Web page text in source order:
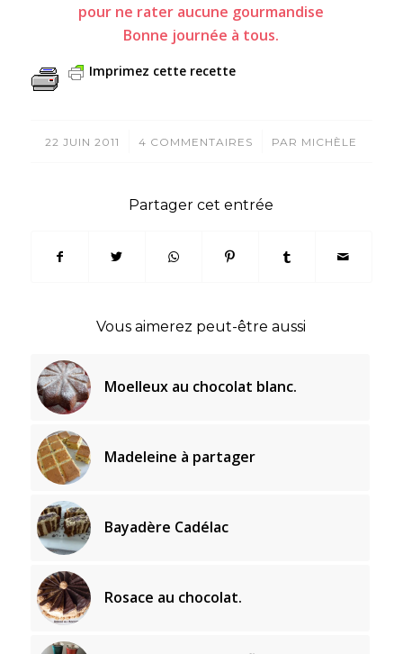
pour ne rater aucune gourmandise
Bonne journée à tous.
Imprimez cette recette
22 JUIN 2011
/ 4 COMMENTAIRES
/ PAR MICHÈLE
Partager cet entrée
Vous aimerez peut-être aussi
Moelleux au chocolat blanc.
Madeleine à partager
Bayadère Cadélac
Rosace au chocolat.